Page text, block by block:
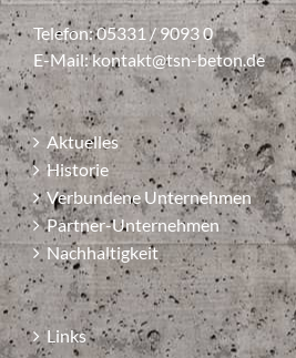
Telefon: 05331 / 9093 0
E-Mail:kontakt@tsn-beton.de
Aktuelles
Historie
Verbundene Unternehmen
Partner-Unternehmen
Nachhaltigkeit
Links